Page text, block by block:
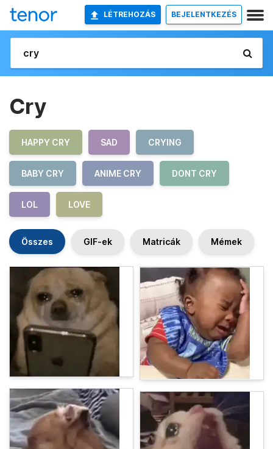
LÉTREHOZÁS BEJELENTKEZÉS
Cry
HAPPY CRY SAD CRYING
BABY CRY ANIME CRY DONT CRY
LOL LOVE
Összes GIF-ek Matricák Mémek